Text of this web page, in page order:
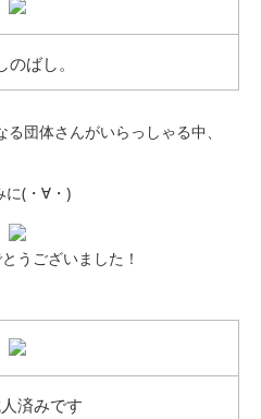
のばし。
団体さんがいらっしゃる中、
(・∀・)
うございました！
済みです